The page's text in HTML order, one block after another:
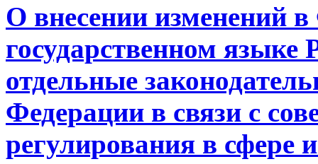
О внесении изменений
государственном
отдельные
Федерации в связи с
регулирования в сфере